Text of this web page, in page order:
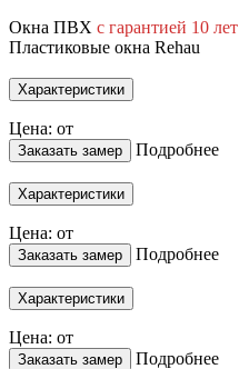
Окна ПВХ с гарантией 10 лет
Пластиковые окна Rehau
Характеристики
Цена: от
Заказать замер Подробнее
Характеристики
Цена: от
Заказать замер Подробнее
Характеристики
Цена: от
Заказать замер Подробнее